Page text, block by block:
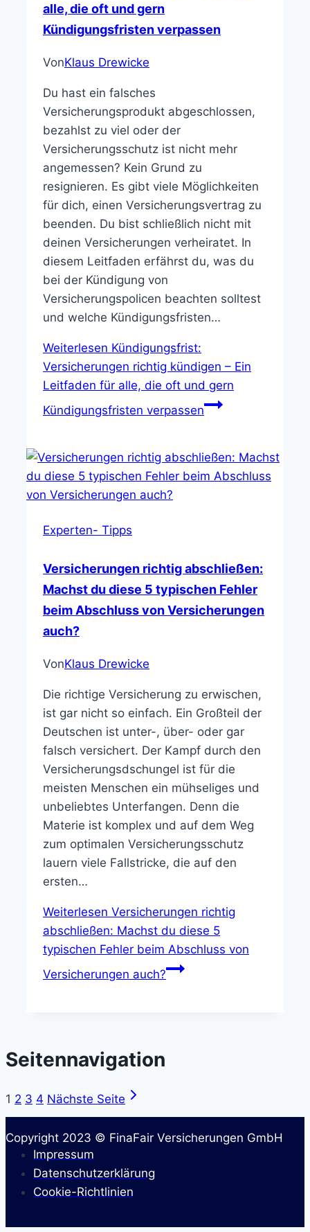
alle, die oft und gern
Kündigungsfristen verpassen
VonKlaus Drewicke
Du hast ein falsches
Versicherungsprodukt abgeschlossen,
bezahlst zu viel oder der
Versicherungsschutz ist nicht mehr
angemessen? Kein Grund zu
resignieren. Es gibt viele Möglichkeiten
für dich, einen Versicherungsvertrag zu
beenden. Du bist schließlich nicht mit
deinen Versicherungen verheiratet. In
diesem Leitfaden erfährst du, was du
bei der Kündigung von
Versicherungspolicen beachten solltest
und welche Kündigungsfristen…
Weiterlesen Kündigungsfrist:
Versicherungen richtig kündigen – Ein
Leitfaden für alle, die oft und gern
Kündigungsfristen verpassen
Experten- Tipps
Versicherungen richtig abschließen:
Machst du diese 5 typischen Fehler
beim Abschluss von Versicherungen
auch?
VonKlaus Drewicke
Die richtige Versicherung zu erwischen,
ist gar nicht so einfach. Ein Großteil der
Deutschen ist unter-, über- oder gar
falsch versichert. Der Kampf durch den
Versicherungsdschungel ist für die
meisten Menschen ein mühseliges und
unbeliebtes Unterfangen. Denn die
Materie ist komplex und auf dem Weg
zum optimalen Versicherungsschutz
lauern viele Fallstricke, die auf den
ersten…
Weiterlesen Versicherungen richtig
abschließen: Machst du diese 5
typischen Fehler beim Abschluss von
Versicherungen auch?
Seitennavigation
1 2 3 4 Nächste Seite
Copyright 2023 © FinaFair Versicherungen GmbH
Impressum
Datenschutzerklärung
Cookie-Richtlinien